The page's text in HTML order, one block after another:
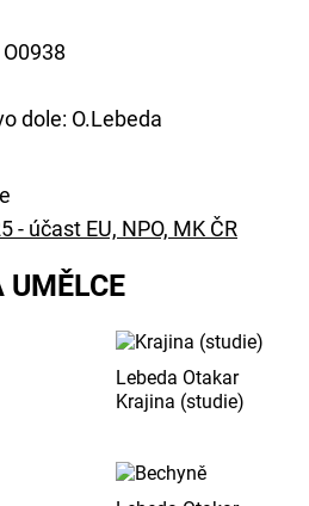
dole: O.Lebeda
- účast EU, NPO, MK ČR
UMĚLCE
Lebeda Otakar
Krajina (studie)